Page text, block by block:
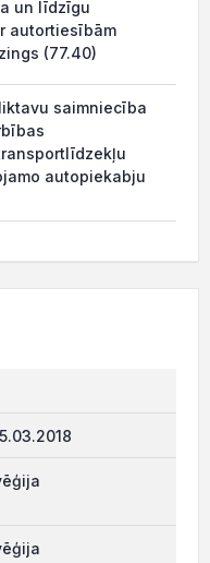
un līdzīgu
autortiesībām
(77.40)
saimniecība
autopiekabju